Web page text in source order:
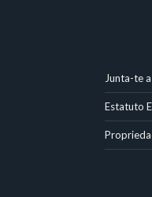
Junta-te
Estatuto